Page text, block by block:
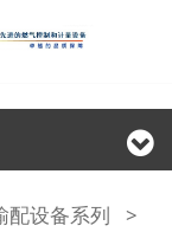
配设备系列
>